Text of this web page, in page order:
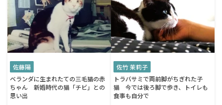
佐藤陽
ベランダに生まれたての三毛猫の赤
ちゃん 新婚時代の猫「チビ」との
思い出
佐竹 茉莉子
トラバサミで両前脚がちぎれた子
猫 今では後ろ脚で歩き、トイレも
食事も自分で